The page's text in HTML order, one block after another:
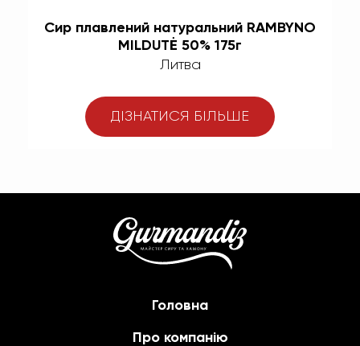
Сир плавлений натуральний RAMBYNO
MILDUTĖ 50% 175г
Литва
ДІЗНАТИСЯ БІЛЬШЕ
Головна
Про компанію